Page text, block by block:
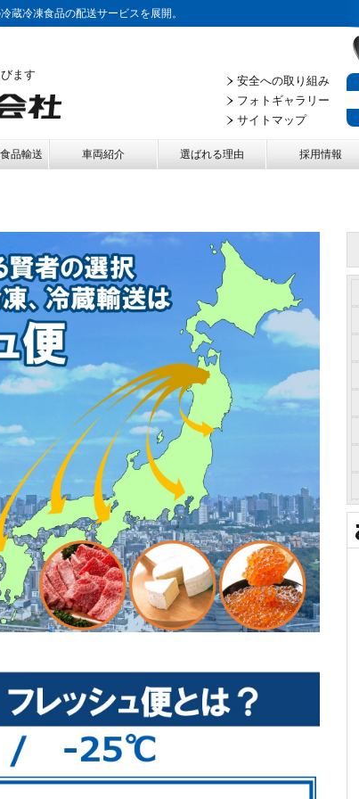
蔵冷凍食品の配送サービスを展開。
ます
安全への取り組み
フォトギャラリー
サイトマップ
品輸送 車両紹介 選ばれる理由 採用情報